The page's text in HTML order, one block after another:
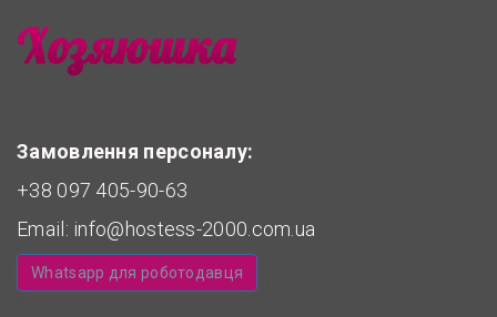
Замовлення персоналу:
+38 097 405-90-63
Email: info@hostess-2000.com.ua
Whatsapp для роботодавця